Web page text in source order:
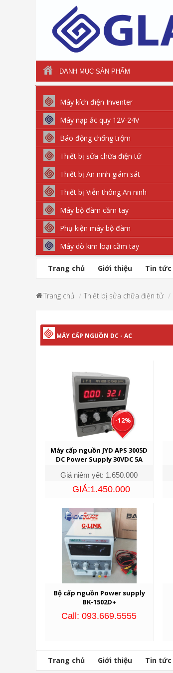
DANH MỤC SẢN PHẨM
Máy kích điện Inventer
Máy nạp ắc quy 12V-24V
Báo động chống trộm
Thiết bị sửa chữa điện tử
Thiết bị An ninh giám sát
Thiết bị Viễn thông An ninh
Máy bộ đàm cầm tay
Phụ kiện máy bộ đàm
Máy dò kim loại cầm tay
Trang chủ Giới thiệu Tin tức
Trang chủ Thiết bị sửa chữa điện tử
MÁY CẤP NGUỒN DC - AC
-12%
Máy cấp nguồn JYD APS 3005D
DC Power Supply 30VDC 5A
Giá niêm yết: 1.650.000
GIÁ:1.450.000
Bộ cấp nguồn Power supply
BK-1502D+
Call: 093.669.5555
Trang chủ Giới thiệu Tin tức